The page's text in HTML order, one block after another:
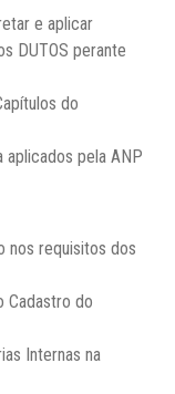
e aplicar
DUTOS perante
do
aplicados pela ANP
nos requisitos dos
Cadastro do
Internas na